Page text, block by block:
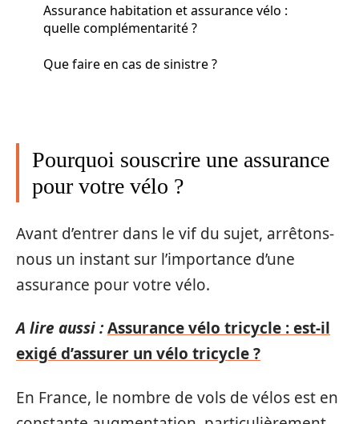
Assurance habitation et assurance vélo :
quelle complémentarité ?
Que faire en cas de sinistre ?
Pourquoi souscrire une assurance
pour votre vélo ?
Avant d’entrer dans le vif du sujet, arrêtons-
nous un instant sur l’importance d’une
assurance pour votre vélo.
A lire aussi :Assurance vélo tricycle : est-il
exigé d’assurer un vélo tricycle ?
En France, le nombre de vols de vélos est en